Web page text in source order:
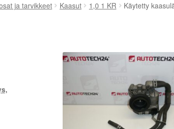
ja tarvikkeet Kaasut 1,0 1 KR Käytetty